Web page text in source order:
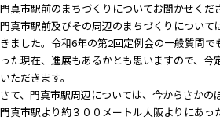
門真市駅前のまちづくりについてお聞かせくだ
門真市駅前及びその周辺のまちづくりについて
きました。令和6年の第2回定例会の一般質問
った現在、進展もあるかとも思いますので、今
いただきます。
さて、門真市駅周辺については、今からさかの
門真市駅より約３００メートル大阪よりにあ